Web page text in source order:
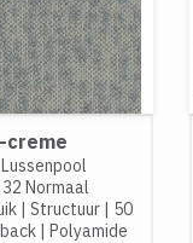
creme
Lussenpool
32 Normaal
| Structuur| 50
| Polyamide